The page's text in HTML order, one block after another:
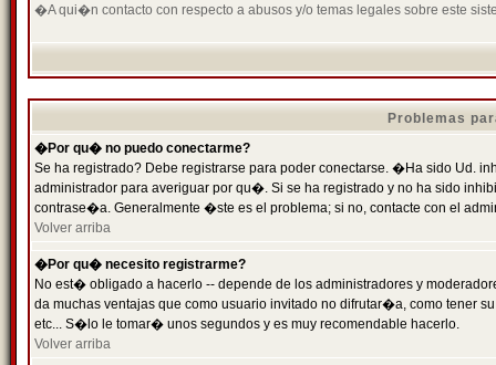
�A qui�n contacto con respecto a abusos y/o temas legales sobre este
Problemas
�Por qu� no puedo conectarme?
Se ha registrado? Debe registrarse para poder conectarse. �Ha sido Ud.
administrador para averiguar por qu�. Si se ha registrado y no ha sido
contrase�a. Generalmente �ste es el problema; si no, contacte con el
Volver arriba
�Por qu� necesito registrarme?
No est� obligado a hacerlo -- depende de los administradores y
da muchas ventajas que como usuario invitado no difrutar�a, como tener
etc... S�lo le tomar� unos segundos y es muy recomendable hacerlo.
Volver arriba